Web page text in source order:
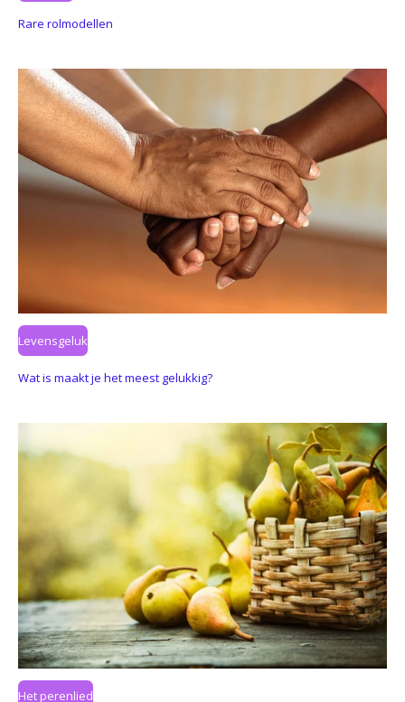
Rare rolmodellen
Levensgeluk
Wat is maakt je het meest gelukkig?
Het perenlied